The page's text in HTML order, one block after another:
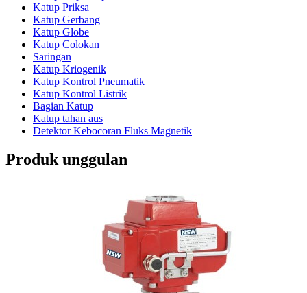
Katup Priksa
Katup Gerbang
Katup Globe
Katup Colokan
Saringan
Katup Kriogenik
Katup Kontrol Pneumatik
Katup Kontrol Listrik
Bagian Katup
Katup tahan aus
Detektor Kebocoran Fluks Magnetik
Produk unggulan